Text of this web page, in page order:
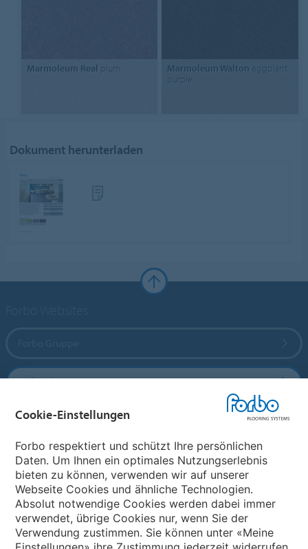
Marmoleum Real plum Marmoleum Walton eggplant
purple
Dokument herunterladen
Forbo Flooring Systems
Forbo Movement Systems
Land auswählen
Land auswählen
Cookie-Einstellungen
Forbo respektiert und schützt Ihre persönlichen
Daten. Um Ihnen ein optimales Nutzungserlebnis
bieten zu können, verwenden wir auf unserer
Webseite Cookies und ähnliche Technologien.
Absolut notwendige Cookies werden dabei immer
verwendet, übrige Cookies nur, wenn Sie der
Verwendung zustimmen. Sie können unter «Meine